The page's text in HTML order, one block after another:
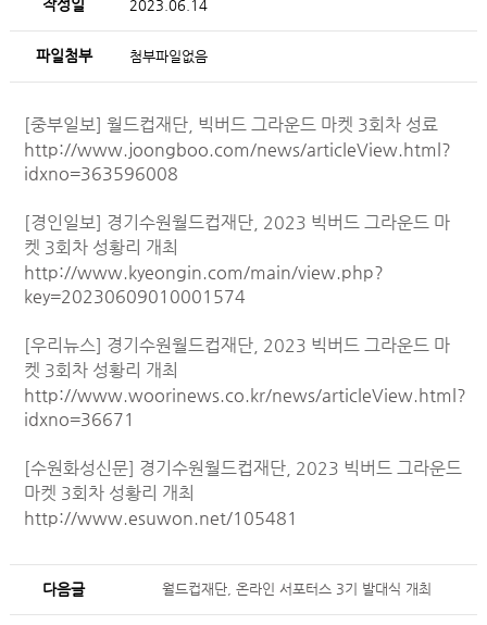
작성일 2023.06.14
파일첨부 첨부파일없음
[중부일보] 월드컵재단, 빅버드 그라운드 마켓 3회차 성료
http://www.joongboo.com/news/articleView.html?
idxno=363596008
[경인일보] 경기수원월드컵재단, 2023 빅버드 그라운드 마
켓 3회차 성황리 개최
http://www.kyeongin.com/main/view.php?
key=20230609010001574
[우리뉴스] 경기수원월드컵재단, 2023 빅버드 그라운드 마
켓 3회차 성황리 개최
http://www.woorinews.co.kr/news/articleView.html?
idxno=36671
[수원화성신문] 경기수원월드컵재단, 2023 빅버드 그라운드
마켓 3회차 성황리 개최
http://www.esuwon.net/105481
다음글 월드컵재단, 온라인 서포터스 3기 발대식 개최